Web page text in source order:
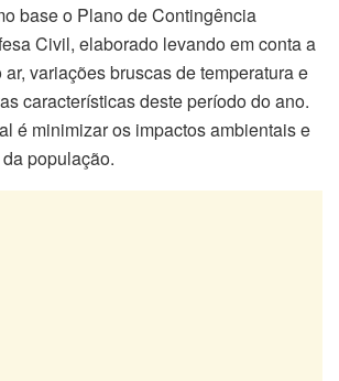
base o Plano de Contingência
Civil, elaborado levando em conta a
variações bruscas de temperatura e
características deste período do ano.
é minimizar os impactos ambientais e
população.